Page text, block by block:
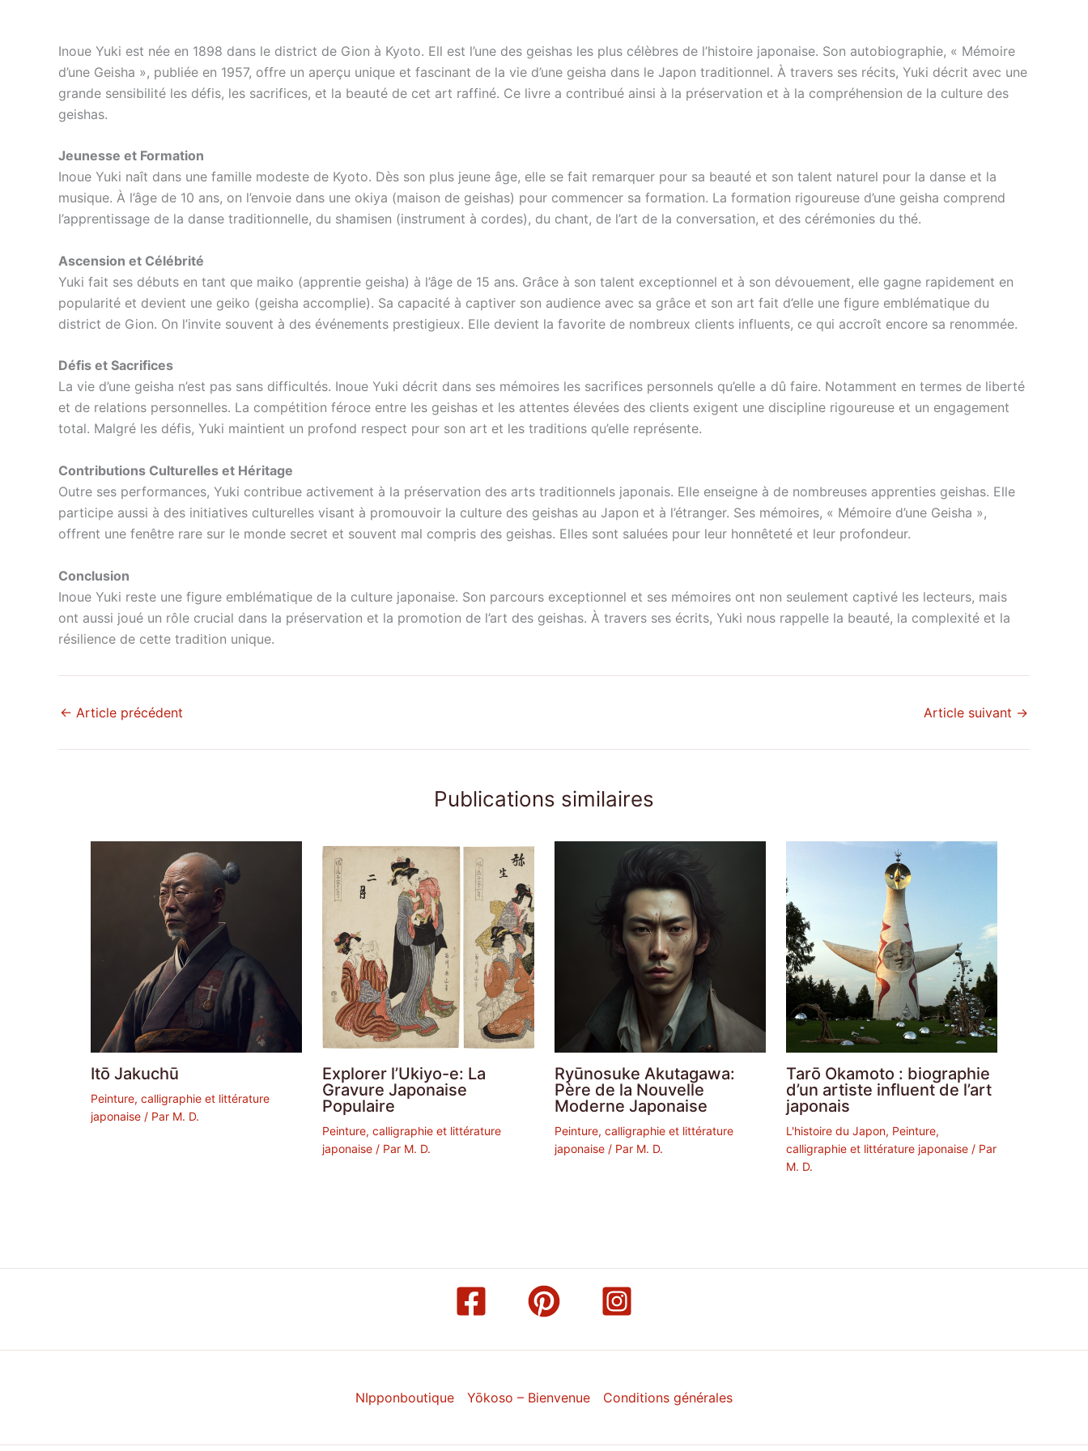
Inoue Yuki est née en 1898 dans le district de Gion à Kyoto. Ell est l’une des geishas les plus célèbres de l’histoire japonaise. Son autobiographie, « Mémoire
d’une Geisha », publiée en 1957, offre un aperçu unique et fascinant de la vie d’une geisha dans le Japon traditionnel. À travers ses récits, Yuki décrit avec une
grande sensibilité les défis, les sacrifices, et la beauté de cet art raffiné. Ce livre a contribué ainsi à la préservation et à la compréhension de la culture des
geishas.
Jeunesse et Formation
Inoue Yuki naît dans une famille modeste de Kyoto. Dès son plus jeune âge, elle se fait remarquer pour sa beauté et son talent naturel pour la danse et la
musique. À l’âge de 10 ans, on l’envoie dans une okiya (maison de geishas) pour commencer sa formation. La formation rigoureuse d’une geisha comprend
l’apprentissage de la danse traditionnelle, du shamisen (instrument à cordes), du chant, de l’art de la conversation, et des cérémonies du thé.
Ascension et Célébrité
Yuki fait ses débuts en tant que maiko (apprentie geisha) à l’âge de 15 ans. Grâce à son talent exceptionnel et à son dévouement, elle gagne rapidement en
popularité et devient une geiko (geisha accomplie). Sa capacité à captiver son audience avec sa grâce et son art fait d’elle une figure emblématique du
district de Gion. On l’invite souvent à des événements prestigieux. Elle devient la favorite de nombreux clients influents, ce qui accroît encore sa renommée.
Défis et Sacrifices
La vie d’une geisha n’est pas sans difficultés. Inoue Yuki décrit dans ses mémoires les sacrifices personnels qu’elle a dû faire. Notamment en termes de liberté
et de relations personnelles. La compétition féroce entre les geishas et les attentes élevées des clients exigent une discipline rigoureuse et un engagement
total. Malgré les défis, Yuki maintient un profond respect pour son art et les traditions qu’elle représente.
Contributions Culturelles et Héritage
Outre ses performances, Yuki contribue activement à la préservation des arts traditionnels japonais. Elle enseigne à de nombreuses apprenties geishas. Elle
participe aussi à des initiatives culturelles visant à promouvoir la culture des geishas au Japon et à l’étranger. Ses mémoires, « Mémoire d’une Geisha »,
offrent une fenêtre rare sur le monde secret et souvent mal compris des geishas. Elles sont saluées pour leur honnêteté et leur profondeur.
Conclusion
Inoue Yuki reste une figure emblématique de la culture japonaise. Son parcours exceptionnel et ses mémoires ont non seulement captivé les lecteurs, mais
ont aussi joué un rôle crucial dans la préservation et la promotion de l’art des geishas. À travers ses écrits, Yuki nous rappelle la beauté, la complexité et la
résilience de cette tradition unique.
← Article précédent Article suivant →
Publications similaires
Itō Jakuchū
Peinture, calligraphie et littérature
japonaise / Par M. D.
Explorer l’Ukiyo-e: La
Gravure Japonaise
Populaire
Peinture, calligraphie et littérature
japonaise / Par M. D.
Ryūnosuke Akutagawa:
Père de la Nouvelle
Moderne Japonaise
Peinture, calligraphie et littérature
japonaise/ Par M. D.
Tarō Okamoto : biographie
d’un artiste influent de l’art
japonais
L'histoire du Japon, Peinture,
calligraphie et littérature japonaise/ Par
M. D.
NIpponboutique Yōkoso – Bienvenue Conditions générales